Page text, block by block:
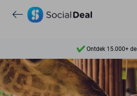
Ontdek 15.000+
7 dagen per week
10+ miljoen